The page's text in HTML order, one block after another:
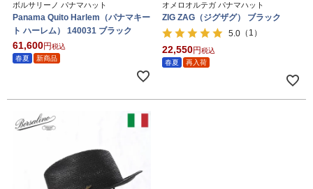
ボルサリーノ パナマハット
Panama Quito Harlem（パナマキー
ト ハーレム） 140031 ブラック
61,600
税込
春夏
新商品
オメロオルテガ パナマハット
ZIG ZAG（ジグザグ） ブラック
5.0 （1）
22,550
税込
春夏
再入荷